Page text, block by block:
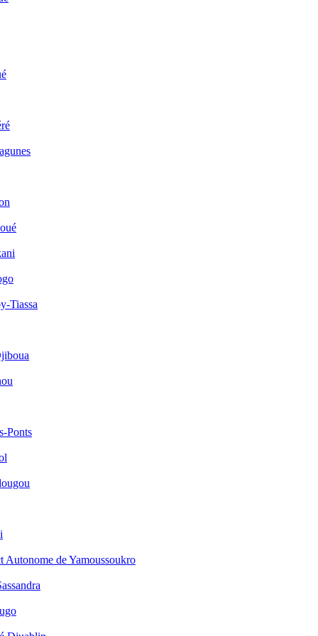
Tiassa
Ponts
de Yamoussoukro